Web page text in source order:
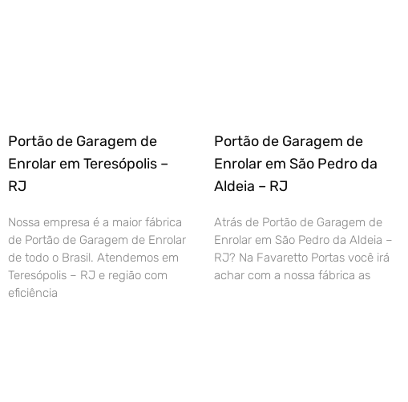
Portão de Garagem de
Enrolar em Teresópolis –
RJ
Nossa empresa é a maior fábrica
de Portão de Garagem de Enrolar
de todo o Brasil. Atendemos em
Teresópolis – RJ e região com
eficiência
Portão de Garagem de
Enrolar em São Pedro da
Aldeia – RJ
Atrás de Portão de Garagem de
Enrolar em São Pedro da Aldeia –
RJ? Na Favaretto Portas você irá
achar com a nossa fábrica as